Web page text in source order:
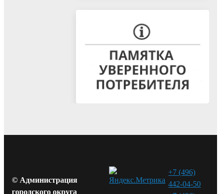
© Администрация
городского округа
+7 (496)
442-04-50